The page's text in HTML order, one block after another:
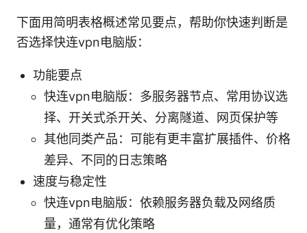
下面用简明表格概述常见要点，帮助你快速判断是
否选择快连vpn电脑版：
功能要点
快连vpn电脑版：多服务器节点、常用协议选
择、开关式杀开关、分离隧道、网页保护等
其他同类产品：可能有更丰富扩展插件、价格
差异、不同的日志策略
速度与稳定性
快连vpn电脑版：依赖服务器负载及网络质
量，通常有优化策略